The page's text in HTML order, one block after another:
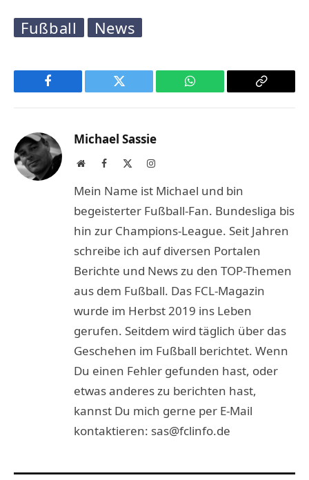
Fußball News
Facebook Twitter WhatsApp
Copy
Michael Sassie
WebsiteFacebook Instagram
Mein Name ist Michael und bin
begeisterter Fußball-Fan. Bundesliga bis
hin zur Champions-League. Seit Jahren
schreibe ich auf diversen Portalen
Berichte und News zu den TOP-Themen
aus dem Fußball. Das FCL-Magazin
wurde im Herbst 2019 ins Leben
gerufen. Seitdem wird täglich über das
Geschehen im Fußball berichtet. Wenn
Du einen Fehler gefunden hast, oder
etwas anderes zu berichten hast,
kannst Du mich gerne per E-Mail
kontaktieren: sas@fclinfo.de